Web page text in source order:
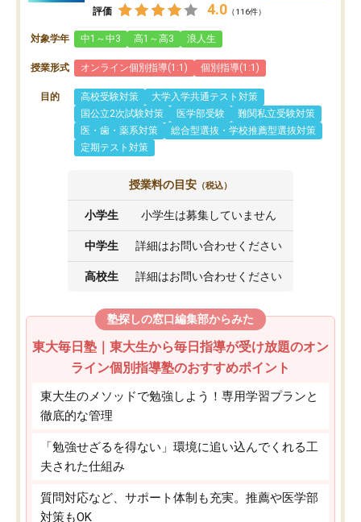
評価 4.0 （116件）
対象学年 中1～中3 高1～高3 浪人生
授業形式 オンライン個別指導(1:1) 個別指導(1:1)
目的 高校受験対策
大学入学共通テスト対策
国公立2次試験対策
医学部受験
難関私立受験対策
医・歯・薬系対策
総合型選抜・学校推薦型選抜対策
定期テスト対策
授業料の目安 （税込）
小学生 小学生は募集していません
中学生 詳細はお問い合わせください
高校生 詳細はお問い合わせください
塾探しの窓口編集部からみた
東大毎日塾｜東大生から毎日指導が受け放題のオン
ライン個別指導塾のおすすめポイント
東大生のメソッドで勉強しよう！専用学習プランと
徹底的な管理
「勉強せざるを得ない」環境に追い込んでくれる工
夫された仕組み
質問対応など、サポート体制も充実。推薦や医学部
対策もOK